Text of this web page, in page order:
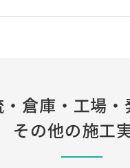
倉庫・工場・
その他の施工